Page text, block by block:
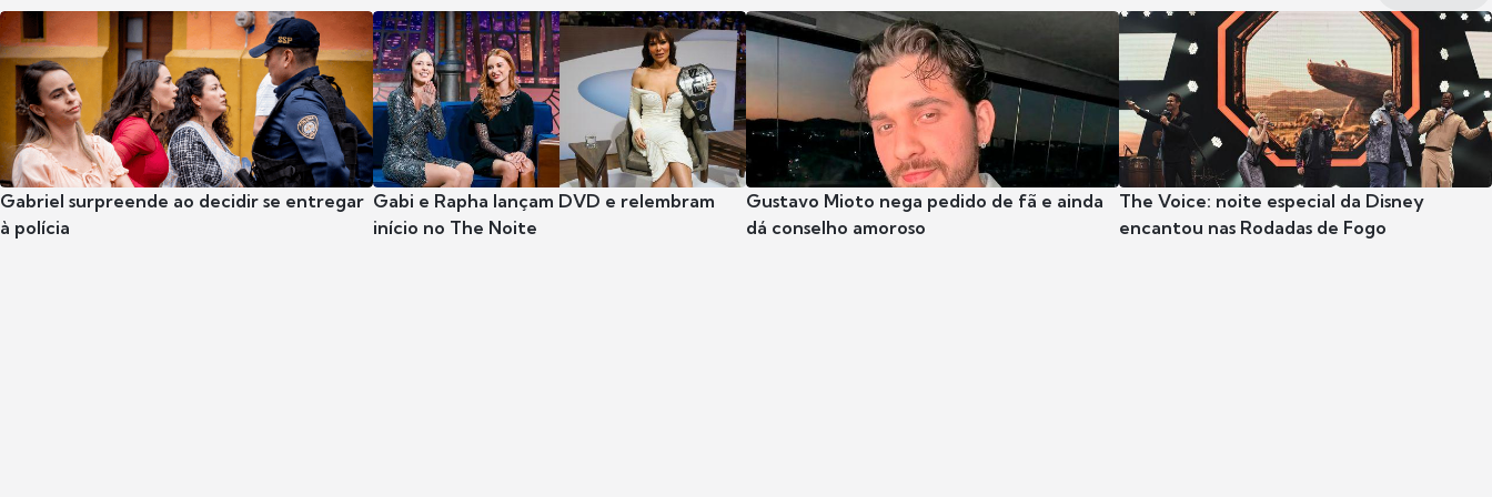
Gabriel surpreende ao decidir se entregar
à polícia
Gabi e Rapha lançam DVD e relembram
início no The Noite
Gustavo Mioto nega pedido de fã e ainda
dá conselho amoroso
The Voice: noite especial da Disney
encantou nas Rodadas de Fogo